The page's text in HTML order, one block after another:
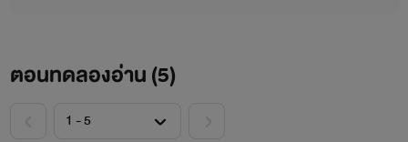
ตอนทดลองอ่าน (5)